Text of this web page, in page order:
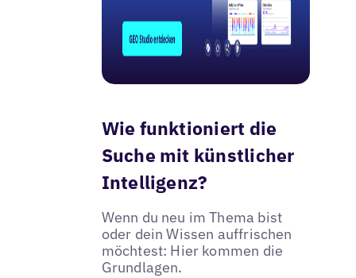
Wie funktioniert die
Suche mit künstlicher
Intelligenz?
Wenn du neu im Thema bist
oder dein Wissen auffrischen
möchtest: Hier kommen die
Grundlagen.